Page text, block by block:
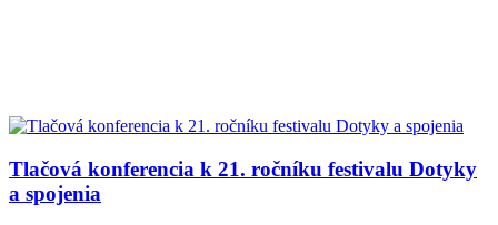
Tlačová konferencia k 21. ročníku festivalu Dotyky
a spojenia